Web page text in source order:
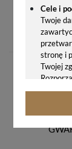
Cele i
Twoje
stronę i
Twojej
2016/